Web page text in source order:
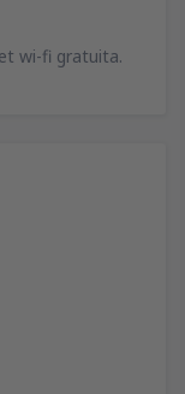
wi-fi gratuita.